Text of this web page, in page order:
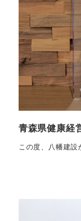
青森県健康経
この度、八幡建設